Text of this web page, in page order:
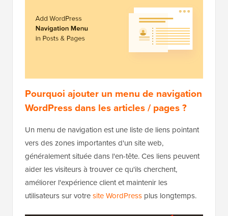
Pourquoi ajouter un menu de navigation
WordPress dans les articles / pages ?
Un menu de navigation est une liste de liens pointant
vers des zones importantes d'un site web,
généralement située dans l'en-tête. Ces liens peuvent
aider les visiteurs à trouver ce qu'ils cherchent,
améliorer l'expérience client et maintenir les
utilisateurs sur votresite WordPress plus longtemps.